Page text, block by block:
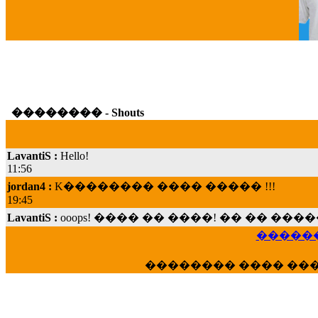
�������� - Shouts
11:56
jordan4 :
19:45
LavantiS :
���; ���� ��� ��� �������� ����
�������� ����